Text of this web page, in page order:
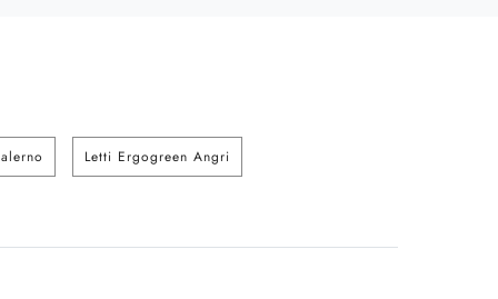
Letti Ergogreen Angri